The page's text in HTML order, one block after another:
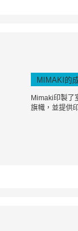
MIMAKI的
Mimaki印製了
旗幟，並提供